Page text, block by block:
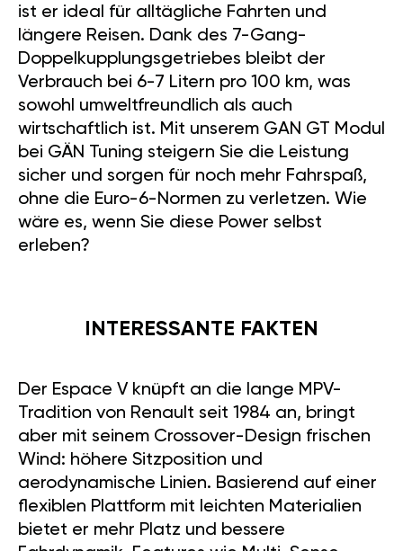
ist er ideal für alltägliche Fahrten und
längere Reisen. Dank des 7-Gang-
Doppelkupplungsgetriebes bleibt der
Verbrauch bei 6-7 Litern pro 100 km, was
sowohl umweltfreundlich als auch
wirtschaftlich ist. Mit unserem GAN GT Modul
bei GÄN Tuning steigern Sie die Leistung
sicher und sorgen für noch mehr Fahrspaß,
ohne die Euro-6-Normen zu verletzen. Wie
wäre es, wenn Sie diese Power selbst
erleben?
INTERESSANTE FAKTEN
Der Espace V knüpft an die lange MPV-
Tradition von Renault seit 1984 an, bringt
aber mit seinem Crossover-Design frischen
Wind: höhere Sitzposition und
aerodynamische Linien. Basierend auf einer
flexiblen Plattform mit leichten Materialien
bietet er mehr Platz und bessere